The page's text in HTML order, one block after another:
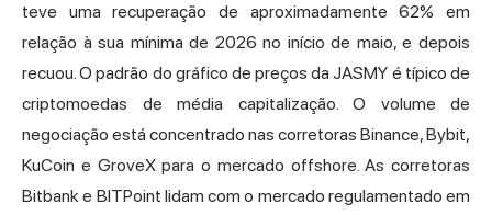
teve uma recuperação de aproximadamente 62% em
relação à sua mínima de 2026 no início de maio, e depois
recuou. O padrão do gráfico de preços da JASMY é típico de
criptomoedas de média capitalização. O volume de
negociação está concentrado nas corretoras Binance, Bybit,
KuCoin e GroveXpara o mercado offshore. As corretoras
Bitbank e BITPoint lidam com o mercado regulamentado em